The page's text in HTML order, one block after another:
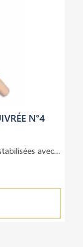
N°4
KANA Soies blanches naturelles supérieures, stabilisées avec des fibres synthétiques.